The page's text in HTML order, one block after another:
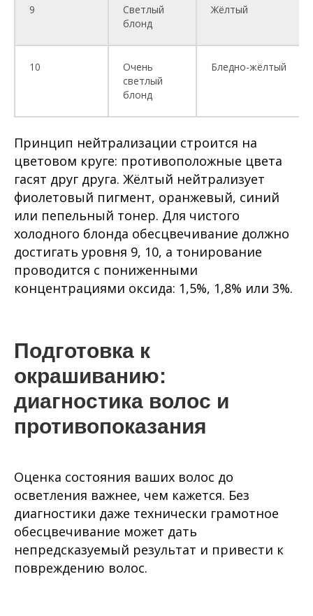
9
Светлый
блонд
Жёлтый
10
Очень
светлый
блонд
Бледно-жёлтый
Принцип нейтрализации строится на
цветовом круге: противоположные цвета
гасят друг друга. Жёлтый нейтрализует
фиолетовый пигмент, оранжевый, синий
или пепельный тонер. Для чистого
холодного блонда обесцвечивание должно
достигать уровня 9, 10, а тонирование
проводится с пониженными
концентрациями оксида: 1,5%, 1,8% или 3%.
Подготовка к
окрашиванию:
диагностика волос и
противопоказания
Оценка состояния ваших волос до
осветления важнее, чем кажется. Без
диагностики даже технически грамотное
обесцвечивание может дать
непредсказуемый результат и привести к
повреждению волос.